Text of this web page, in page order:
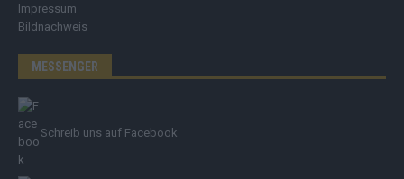
Impressum
Bildnachweis
MESSENGER
Schreib uns auf Facebook